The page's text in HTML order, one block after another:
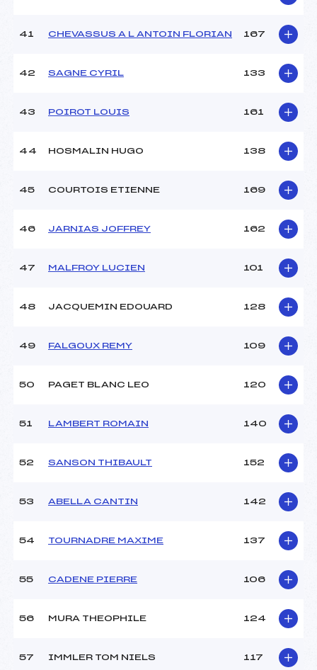
41 CHEVASSUS A L ANTOIN FLORIAN 167
42 SAGNE CYRIL 133
43 POIROT LOUIS 161
44 HOSMALIN HUGO 138
45 COURTOIS ETIENNE 169
46 JARNIAS JOFFREY 162
47 MALFROY LUCIEN 101
48 JACQUEMIN EDOUARD 128
49 FALGOUX REMY 109
50 PAGET BLANC LEO 120
51 LAMBERT ROMAIN 140
52 SANSON THIBAULT 152
53 ABELLA CANTIN 142
54 TOURNADRE MAXIME 137
55 CADENE PIERRE 106
56 MURA THEOPHILE 124
57 IMMLER TOM NIELS 117